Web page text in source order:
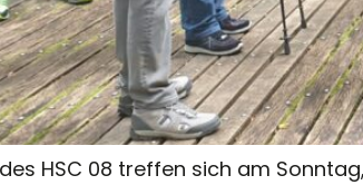
HSC 08 treffen sich am